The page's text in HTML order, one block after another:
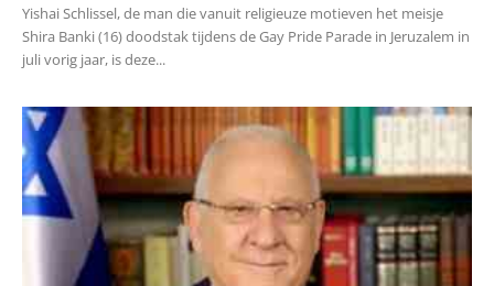
Yishai Schlissel, de man die vanuit religieuze motieven het meisje
Shira Banki (16) doodstak tijdens de Gay Pride Parade in Jeruzalem in
juli vorig jaar, is deze...